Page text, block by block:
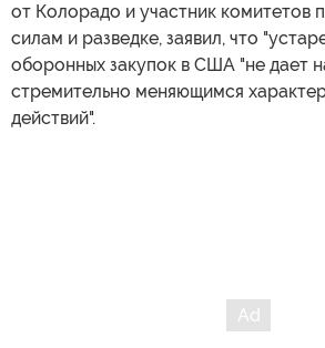
от Колорадо и участник комитетов
силам и разведке, заявил, что
оборонных закупок в США "не дает
стремительно меняющимся
действий".